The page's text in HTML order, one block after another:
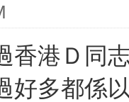
香港Ｄ同
好多都係